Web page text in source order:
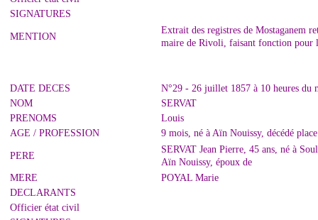
SIGNATURES
MENTION
Extrait des registres de Mostaganem
maire de Rivoli, faisant fonction pour
DATE DECES
N°29 - 26 juillet 1857 à 10 heures du
NOM
SERVAT
PRENOMS
Louis
AGE / PROFESSION
9 mois, né à Aïn Nouissy, décédé
PERE
SERVAT Jean Pierre, 45 ans, né à
Aïn Nouissy, époux de
MERE
POYAL Marie
DECLARANTS
Officier état civil